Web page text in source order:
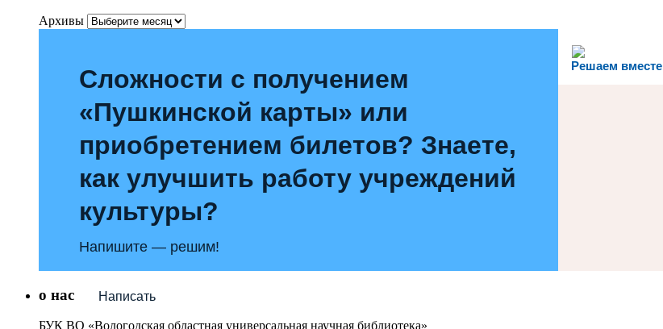
Архивы
Решаем вместе
Сложности с получением
«Пушкинской карты» или
приобретением билетов? Знаете,
как улучшить работу учреждений
культуры?
Напишите — решим!
Написать
о нас
БУК ВО «Вологодская областная универсальная научная библиотека»